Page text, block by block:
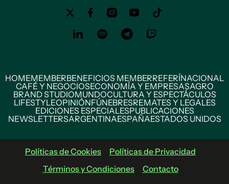
HOMEMEMBERBENEFICIOS MEMBERREFERÍNACIONAL
CAFÉ Y NEGOCIOSECONOMÍA Y EMPRESASAGRO
BRAND STUDIOMUNDOCULTURA Y ESPECTÁCULOS
LIFESTYLEOPINIÓNFÚNEBRESREMATES Y LEGALES
EDICIONES ESPECIALESPUBLICACIONES
NEWSLETTERSARGENTINAESPAÑAESTADOS UNIDOS
Políticas de Cookies
Políticas de Privacidad
Términos y Condiciones
Contacto